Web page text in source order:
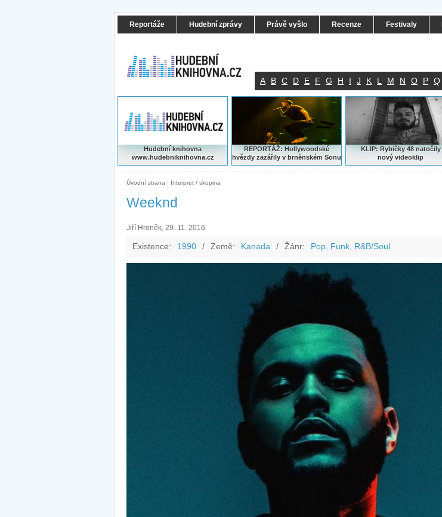
Reportáže Hudební zprávy Právě vyšlo Recenze Festivaly
A B C D E F G H I J K L M N O P Q
Hudební knihovna
www.hudebniknihovna.cz
REPORTÁŽ: Hollywoodské
hvězdy zazářily v brněnském Sonu
KLIP: Rybičky 48 natočily
nový videoklip
Úvodní strana | Interpret / skupina
Weeknd
Jiří Hroněk, 29. 11. 2016
Existence: 1990 / Země: Kanada / Žánr: Pop, Funk, R&B/Soul